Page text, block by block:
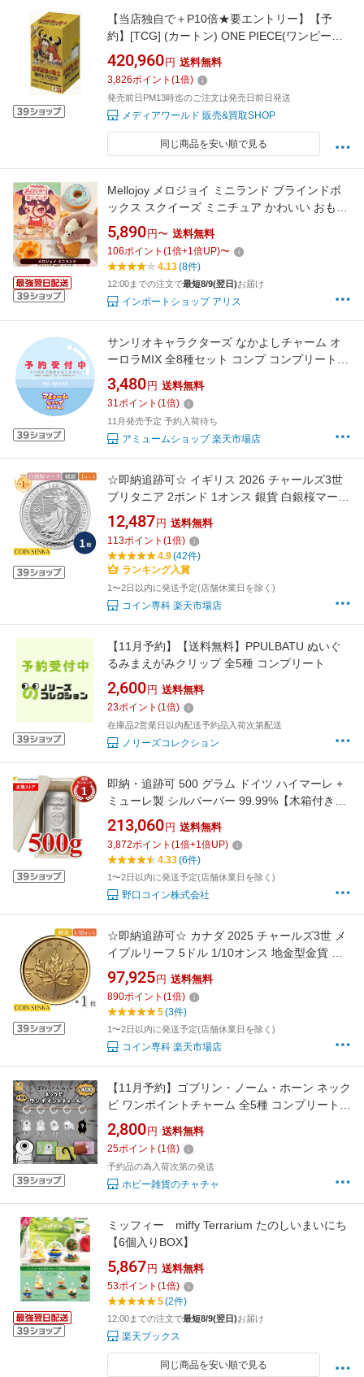
【当店独自で＋P10倍★要エントリー】【予
約】[TCG] (カートン) ONE PIECE(ワンピース)
カードゲーム ブースターパック 世界最強の戦
士【OP-17】 バンダイ(12BOX)(20260822)
420,960 円 送料無料
3,826ポイント (1倍)
発売前日PM13時迄のご注文は発売日前日発送
メディアワールド 販売&買取SHOP
同じ商品を安い順で見る
Mellojoy メロジョイ ミニランド ブラインドボ
ックス スクイーズ ミニチュア かわいい おもち
ゃ コレクション フィギュア ランダム ミニタピ
オカティー ミニ寿司 うさぎ トースト 肉球 1ピ
ース メロンジョイ
5,890 円〜 送料無料
106ポイント (1倍+1倍UP)〜
4.13(8件)
12:00までの注文で最短8/9(翌日)お届け
インポートショップ アリス
サンリオキャラクターズ なかよしチャーム オ
ーロラMIX 全8種セット コンプ コンプリートセ
ット【2026年11月2次予約】
3,480 円 送料無料
31ポイント (1倍)
11月発売予定 予約入荷待ち
アミュームショップ 楽天市場店
☆即納追跡可☆ イギリス 2026 チャールズ3世
ブリタニア 2ポンド 1オンス 銀貨 白銀桜マーク
入り【1枚】 (コインケース付き)
12,487 円 送料無料
113ポイント (1倍)
4.9(42件)
ランキング入賞
1〜2日以内に発送予定(店舗休業日を除く)
コイン専科 楽天市場店
【11月予約】【送料無料】PPULBATU ぬいぐ
るみまえがみクリップ 全5種 コンプリート
2,600 円 送料無料
23ポイント (1倍)
在庫品2営業日以内配送予約品入荷次第配送
ノリーズコレクション
即納・追跡可 500 グラム ドイツ ハイマーレ +
ミューレ製 シルバーバー 99.99%【木箱付き】
※※ 純銀 インゴット シルバーバー SILVER
500g
213,060 円 送料無料
3,872ポイント (1倍+1倍UP)
4.33(6件)
1〜2日以内に発送予定(店舗休業日を除く)
野口コイン株式会社
☆即納追跡可☆ カナダ 2025 チャールズ3世 メ
イプルリーフ 5ドル 1/10オンス 地金型金貨 【1
枚】
97,925 円 送料無料
890ポイント (1倍)
5(3件)
1〜2日以内に発送予定(店舗休業日を除く)
コイン専科 楽天市場店
【11月予約】ゴブリン・ノーム・ホーン ネック
ビ ワンポイントチャーム 全5種 コンプリートセ
ット ガチャ 送料無料
2,800 円 送料無料
25ポイント (1倍)
予約品の為入荷次第の発送
ホビー雑貨のチャチャ
ミッフィー miffy Terrarium たのしいまいにち
【6個入りBOX】
5,867 円 送料無料
53ポイント (1倍)
5(2件)
12:00までの注文で最短8/9(翌日)お届け
楽天ブックス
同じ商品を安い順で見る